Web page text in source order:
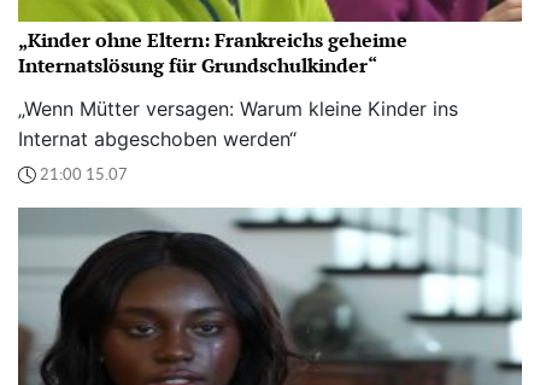
„Kinder ohne Eltern: Frankreichs geheime
Internatslösung für Grundschulkinder“
„Wenn Mütter versagen: Warum kleine Kinder ins
Internat abgeschoben werden“
21:00 15.07